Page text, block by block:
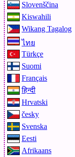
Slovenščina
Kiswahili
Wikang Tagalog
ไทย
Türkçe
Suomi
Français
हिन्दी
Hrvatski
česky
Svenska
Eesti
Afrikaans